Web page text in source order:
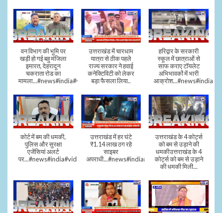
वन विभाग की भूमि पर
खड़ी हो गई बहु मंजिला
इमारत, देहरादून
चकराता रोड का
मामला...#news#india#video
उत्तराखंड में चारधाम
यात्रा से ठीक पहले
राज्य सरकार ने हवाई
कनेक्टिविटी को लेकर
बड़ा फैसला लिया..
हरिद्वार के सरकारी
स्कूल में छात्राओं से
साफ कराए टॉयलेट
अभिभावकों में भारी
आक्रोश...#news#india
कोर्ट में बम की धमकी,
पुलिस और सुरक्षा
एजेंसियां अलर्ट
पर...#news#india#video#viral
उत्तराखंड में हर घंटे
₹1.14 लाख ठग रहे
साइबर
अपराधी...#news#india#video#viral
उत्तराखंड के 4 कोर्ट्स
को बम से उड़ाने की
धमकीउत्तराखंड के 4
कोर्ट्स को बम से उड़ाने
की धमकी मिली...